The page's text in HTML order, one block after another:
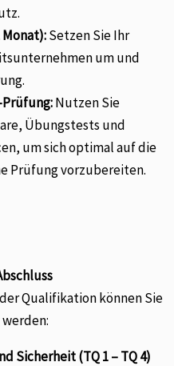
Setzen Sie Ihr
um und
Nutzen Sie
Übungstests und
um sich optimal auf die
Prüfung vorzubereiten.
Qualifikation können Sie
Sicherheit (TQ 1 – TQ 4)